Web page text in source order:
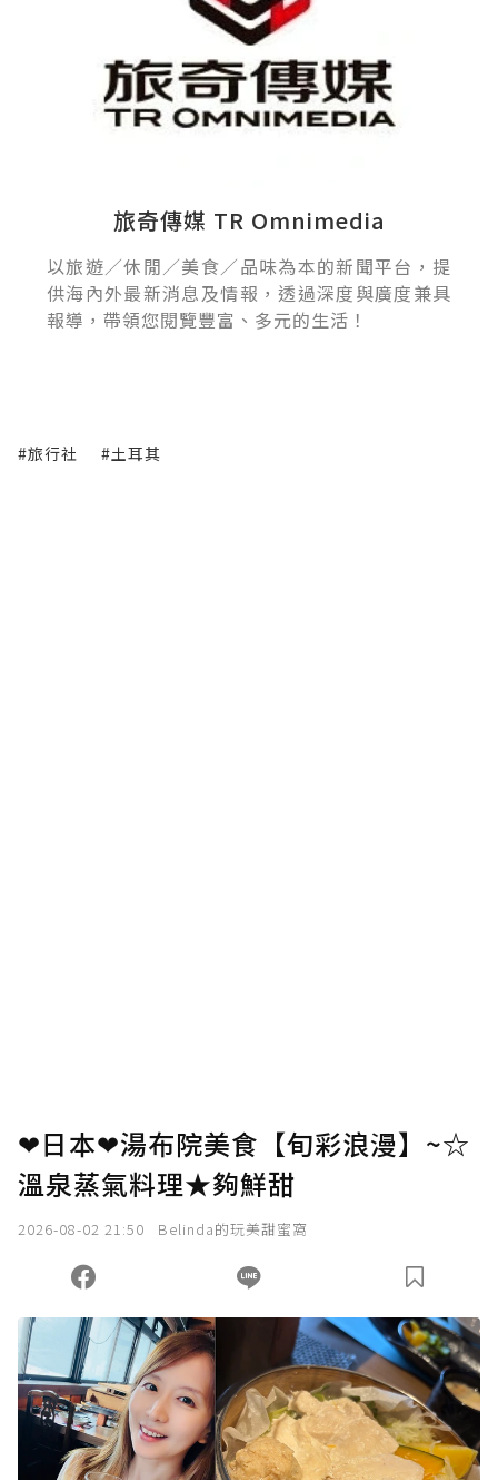
旅奇傳媒 TR Omnimedia
以旅遊／休閒／美食／品味為本的新聞平台，提
供海內外最新消息及情報，透過深度與廣度兼具
報導，帶領您閱覽豐富、多元的生活！
#旅行社 #土耳其
❤日本❤湯布院美食【旬彩浪漫】~☆
溫泉蒸氣料理★夠鮮甜
2026-08-02 21:50 Belinda的玩美甜蜜窩